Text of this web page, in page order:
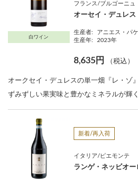
白ワイン
フランス/ブルゴーニュ
オーセイ・デュレ
生産者:
アニエス・パケ
生産年:
2023年
8,635円 （税込）
オークセイ・デュレスの単一畑『レ・ゾ
ずみずしい果実味と豊かなミネラルが輝
新着/再入荷
イタリア/ピエモンテ
ランゲ・ネッビオー